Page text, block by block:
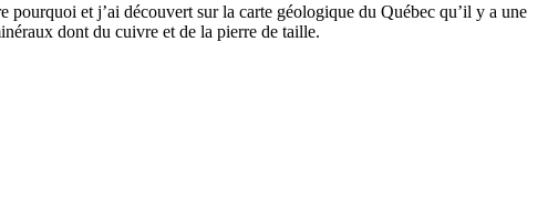
pourquoi et j’ai découvert sur la carte géologique du Québec qu’il y a une
dont du cuivre et de la pierre de taille.